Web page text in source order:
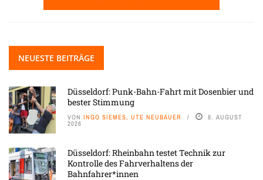
NEUESTE BEITRÄGE
Düsseldorf: Punk-Bahn-Fahrt mit Dosenbier und
bester Stimmung
VON INGO SIEMES, UTE NEUBAUER 8. AUGUST
2026
Düsseldorf: Rheinbahn testet Technik zur
Kontrolle des Fahrverhaltens der
Bahnfahrer*innen